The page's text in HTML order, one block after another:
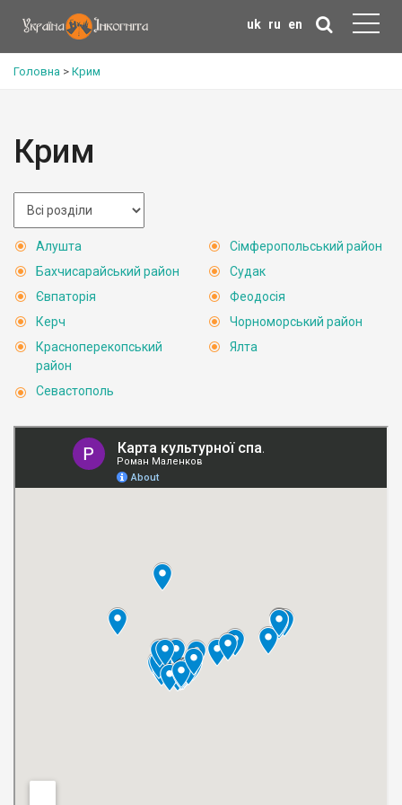
uk ru en
Головна > Крим
Крим
Алушта
Бахчисарайський район
Євпаторія
Керч
Красноперекопський
район
Севастополь
Сімферопольський район
Судак
Феодосія
Чорноморський район
Ялта